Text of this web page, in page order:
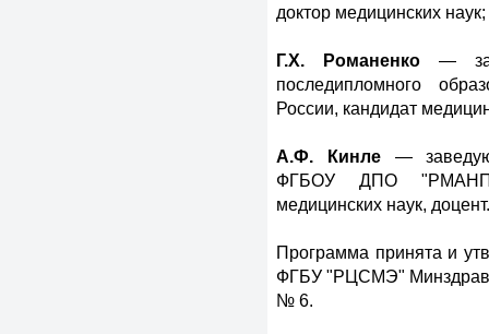
доктор медицинских наук;
Г.Х. Романенко—
последипломного
России, кандидат
А.Ф. Кинле—
ФГБОУ ДПО
медицинских наук, доцент.
Программа принята и
ФГБУ "РЦСМЭ"
№ 6.